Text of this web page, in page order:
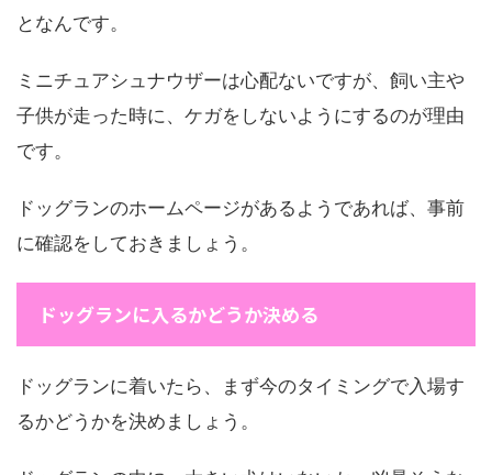
となんです。
ミニチュアシュナウザーは心配ないですが、飼い主や
子供が走った時に、ケガをしないようにするのが理由
です。
ドッグランのホームページがあるようであれば、事前
に確認をしておきましょう。
ドッグランに入るかどうか決める
ドッグランに着いたら、まず今のタイミングで入場す
るかどうかを決めましょう。